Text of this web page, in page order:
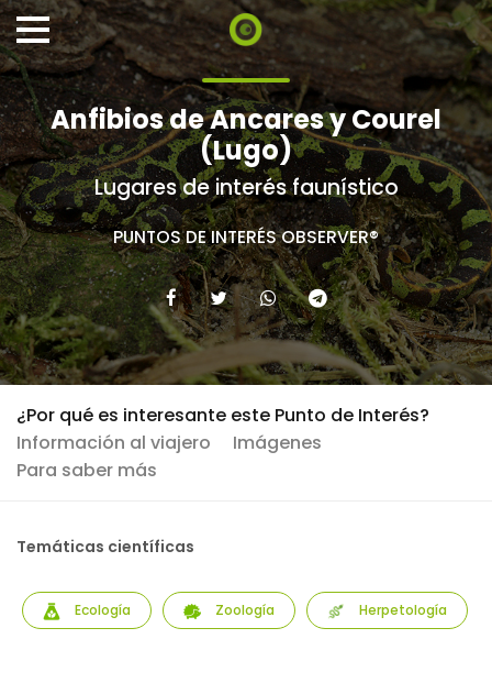
Anfibios de Ancares y Courel
(Lugo)
Lugares de interés faunístico
PUNTOS DE INTERÉS OBSERVER®
¿Por qué es interesante este Punto de Interés?
Información al viajero
Imágenes
Para saber más
Temáticas científicas
Ecología Zoología Herpetología